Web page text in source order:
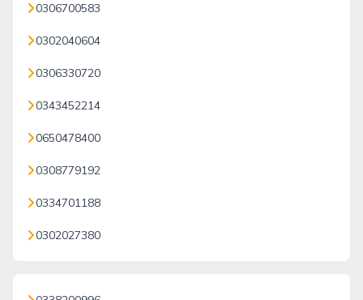
0306700583
0302040604
0306330720
0343452214
0650478400
0308779192
0334701188
0302027380